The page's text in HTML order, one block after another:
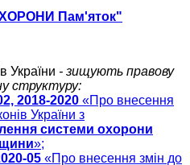
Пам'яток"
України - зищують правову
структуру:
2018-2020 «Про внесення
України з
системи охорони
»;
05 «Про внесення змін до